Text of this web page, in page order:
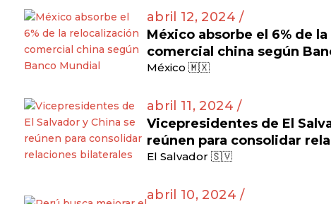
abril 12, 2024 /
México absorbe el 6% de
comercial china según
México 🇲🇽
abril 11, 2024 /
Vicepresidentes de El
reúnen para consolidar
El Salvador 🇸🇻
abril 10, 2024 /